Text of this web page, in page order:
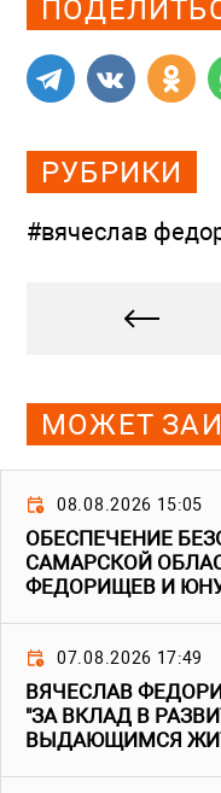
РУБРИКИ
#вячеслав
МОЖЕТ
08.08.2026 15:05
ОБЕСПЕЧЕНИЕ
САМАРСКОЙ
ФЕДОРИЩЕВ И
07.08.2026 17:49
ВЯЧЕСЛАВ
"ЗА ВКЛАД В
ВЫДАЮЩИМСЯ